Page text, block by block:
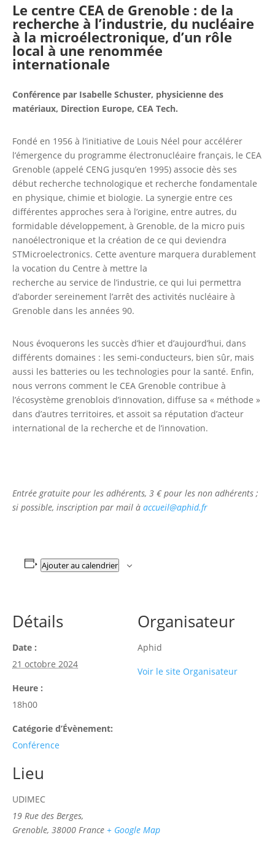
Le centre CEA de Grenoble : de la
recherche à l’industrie, du nucléaire
à la microélectronique, d’un rôle
local à une renommée
internationale
Conférence par Isabelle Schuster, physicienne des
matériaux, Direction Europe, CEA Tech.
Fondé en 1956 à l’initiative de Louis Néel pour accélérer
l’émergence du programme électronucléaire français, le CEA
Grenoble (appelé CENG jusqu’en 1995) associe dès ses
début recherche technologique et recherche fondamentale
en physique, chimie et biologie. La synergie entre ces
différentes approches sera à l’origine, entre autres, du
formidable développement, à Grenoble, de la micro puis
nanoélectronique et la création de ce qui deviendra
STMicroelectronics. Cette aventure marquera durablement
la vocation du Centre à mettre la
recherche au service de l’industrie, ce qui lui permettra
d’aborder sereinement l’arrêt des activités nucléaire à
Grenoble dans les années 90.
Nous évoquerons les succès d’hier et d’aujourd’hui, dans
différents domaines : les semi-conducteurs, bien sûr, mais
aussi les batteries ou les technologies pour la santé. Enfin,
nous verrons comment le CEA Grenoble contribue à
l’écosystème grenoblois d’innovation, diffuse sa « méthode »
dans d’autres territoires, et assoit sa réputation d’acteur
international de la recherche et de l’innovation.
Entrée gratuite pour les adhérents, 3 € pour les non adhérents ;
si possible, inscription par mail à accueil@aphid.fr
Ajouter au calendrier
Détails
Date :
21 octobre 2024
Heure :
18h00
Catégorie d’Évènement:
Conférence
Lieu
UDIMEC
19 Rue des Berges,
Grenoble, 38000 France + Google Map
Organisateur
Aphid
Voir le site Organisateur